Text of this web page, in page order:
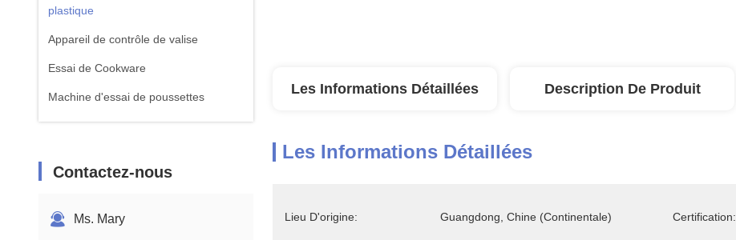
plastique
Appareil de contrôle de valise
Essai de Cookware
Machine d'essai de poussettes
équipement d'essai de textile
Machine d'analyse chimique
Contactez-nous
Ms. Mary
Les Informations Détaillées Description De Produit
Les Informations Détaillées
Lieu D'origine: Guangdong, Chine (continentale) Certification: